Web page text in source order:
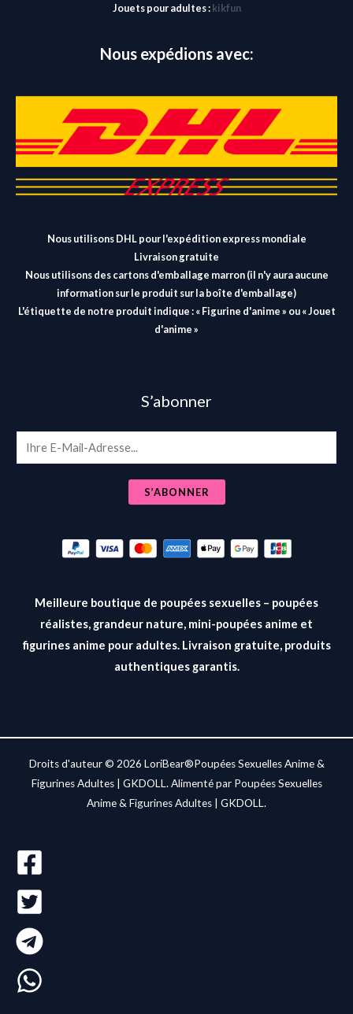
Jouets pour adultes : kikfun
Nous expédions avec:
Nous utilisons DHL pour l'expédition express mondiale
Livraison gratuite
Nous utilisons des cartons d'emballage marron (il n'y aura aucune
information sur le produit sur la boîte d'emballage)
L'étiquette de notre produit indique : « Figurine d'anime » ou « Jouet
d'anime »
S’abonner
m
S’ABONNER
Meilleure boutique de poupées sexuelles – poupées
réalistes, grandeur nature, mini-poupées anime et
figurines anime pour adultes. Livraison gratuite, produits
authentiques garantis.
Droits d'auteur © 2026 LoriBear®Poupées Sexuelles Anime &
Figurines Adultes | GKDOLL. Alimenté par Poupées Sexuelles
Anime & Figurines Adultes | GKDOLL.